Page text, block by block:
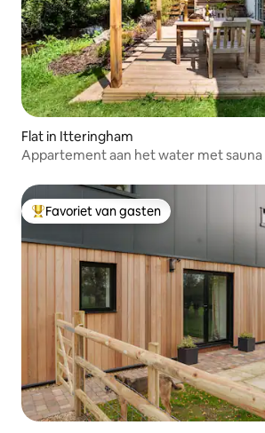
Flat in Itteringham
Appartement aan het water met sauna
Topfavoriet van gasten
Favoriet van gasten